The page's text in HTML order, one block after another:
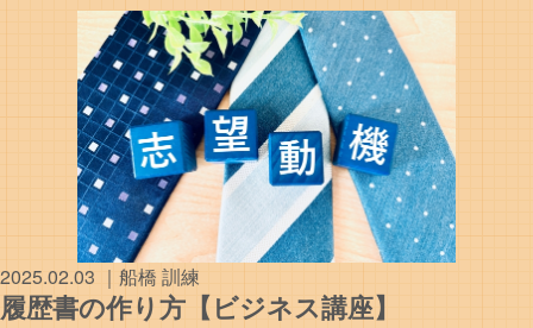
2025.02.03 ｜ 船橋 訓練
履歴書の作り方【ビジネス講座】